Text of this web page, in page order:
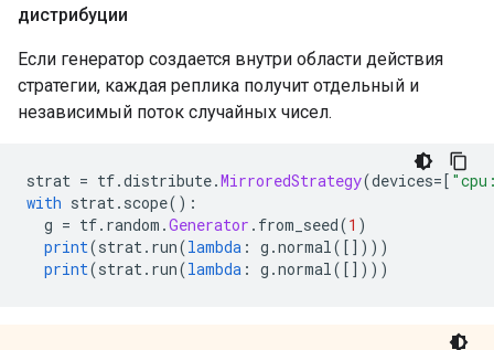
дистрибуции
Если генератор создается внутри области действия
стратегии, каждая реплика получит отдельный и
независимый поток случайных чисел.
strat = tf.distribute.MirroredStrategy(devices=[
with strat. scope():
g = tf. random .Generator . from_seed(1 )
print(strat. run(lambda : g .normal([])))
print(strat. run(lambda : g .normal([])))